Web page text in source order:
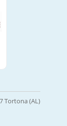
Tortona (AL)